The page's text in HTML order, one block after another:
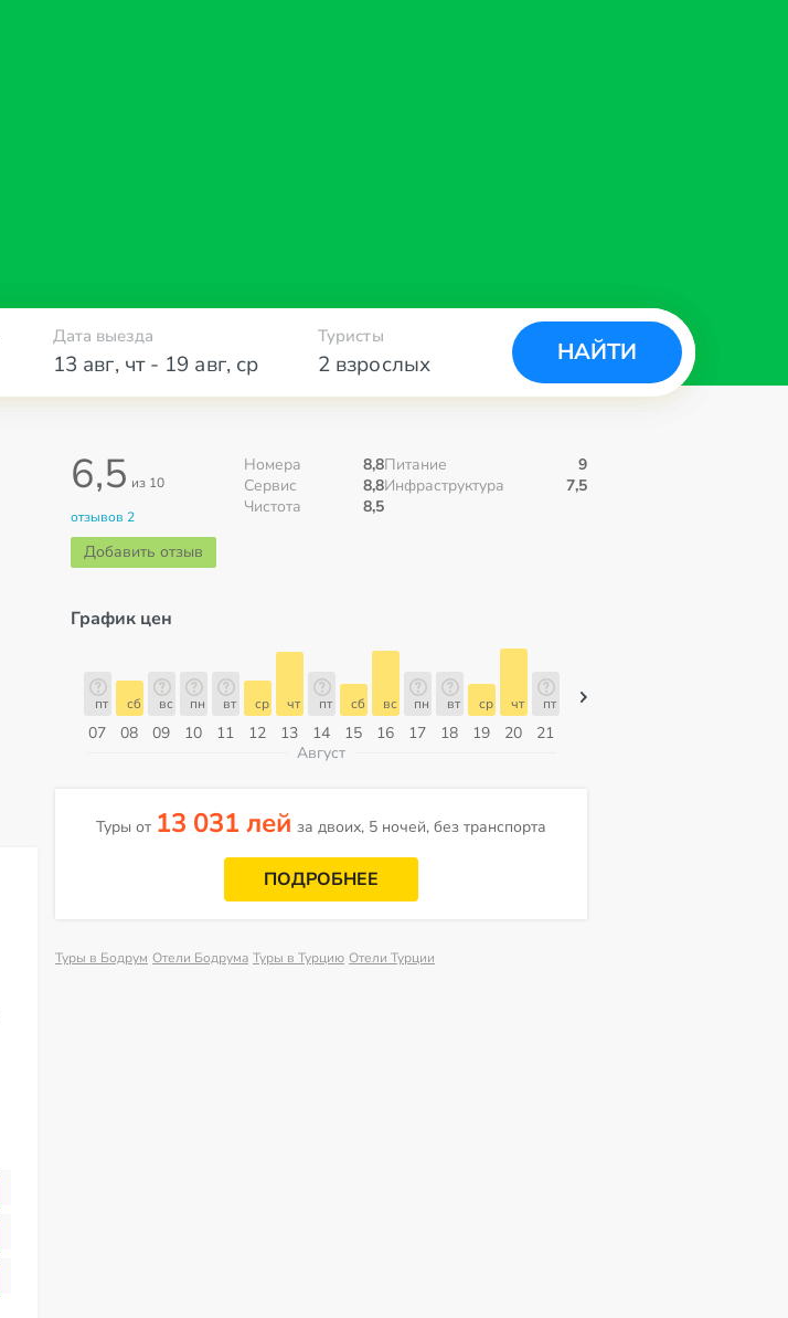
Дата выезда
13 авг, чт- 19 авг, ср 2 взрослых
Туристы
НАЙТИ
6,5 из 10
отзывов 2
Добавить отзыв
Номера
8,8
Сервис
8,8
Чистота
8,5
Питание
9
Инфраструктура
7,5
График цен
07
пт
08
сб
09
вс
10
пн
11
вт
12
ср
13
чт
14
пт
15
сб
16
вс
17
пн
18
вт
19
ср
20
чт
21
пт
Август
Туры от 13 031 лей за двоих, 5 ночей, без транспорта
ПОДРОБНЕЕ
Туры в Бодрум Отели Бодрума Туры в Турцию Отели Турции